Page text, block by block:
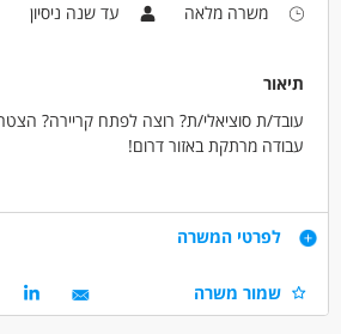
משרה מלאה
עד שנה ניסיון
תיאור
עובד/ת סוציאלי/ת? רוצה לפתח קריירה?
עבודה מרתקת באזור דרום!
הדרכת צוות מדריכים, בניית תוכניות שיקום
תינתן הדרכה מקצועית קבועה.
דרישות
תואר ראשון או שני בעבודה סוציאלית/
סוציאלית - חובה
לפרטי המשרה
שמור משרה